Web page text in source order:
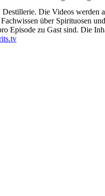
Die Videos
über Spirituosen
Episode zu Gast sind. Die